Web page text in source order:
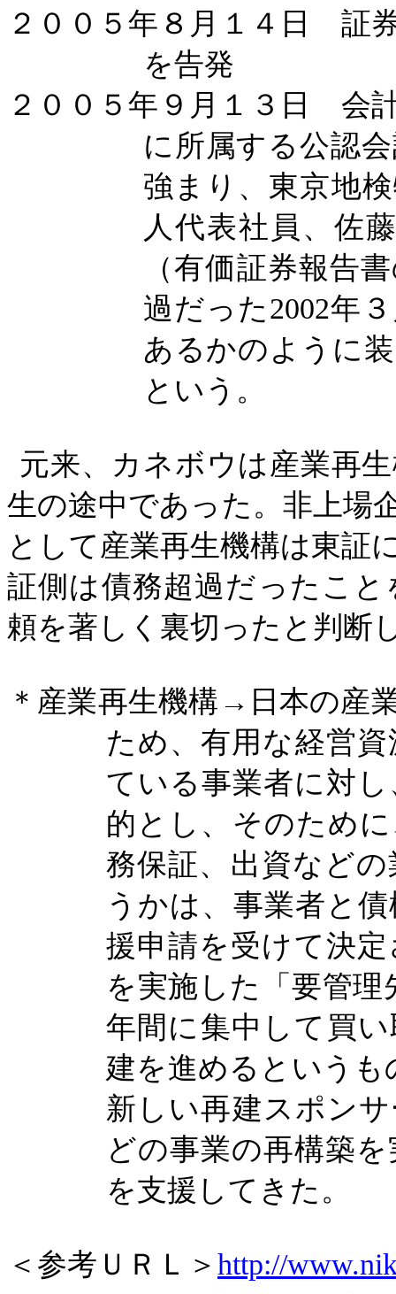
２００５年８月１４日 証
を告発
２００５年９月１３日 会
に所属する公認
強まり、東京地
人代表社員、佐
（有価証券報告
過だった2002年
あるかのように
という。
元来、カネボウは産業再
生の途中であった。非上場
として産業再生機構は東証
証側は債務超過だったこ
頼を著しく裏切ったと判断
＊産業再生機構→日本の産
ため、有用な経営
ている事業者に対
的とし、そのため
務保証、出資など
うかは、事業者と
援申請を受けて決
を実施した「要管
年間に集中して買
建を進めるという
新しい再建スポン
どの事業の再構築
を支援してきた。
＜参考ＵＲＬ＞ http://